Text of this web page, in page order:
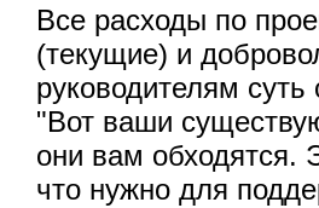
Все расходы по
(текущие) и
руководителям суть
"Вот ваши
они вам обходятся.
что нужно для